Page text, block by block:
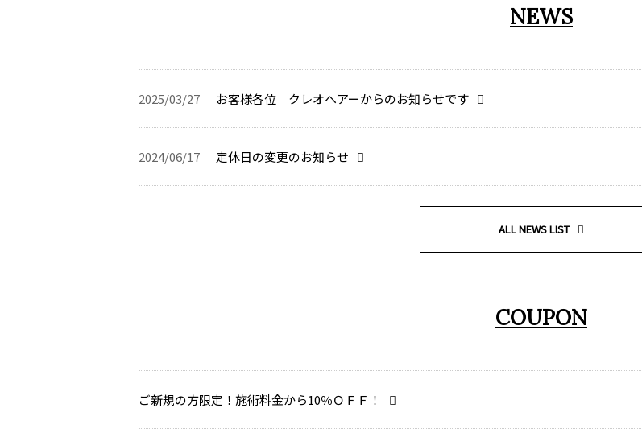
NEWS
2025/03/27 お客様各位 クレオヘアーからのお知らせです
2024/06/17 定休日の変更のお知らせ
ALL NEWS LIST
COUPON
ご新規の方限定！施術料金から10％ＯＦＦ！